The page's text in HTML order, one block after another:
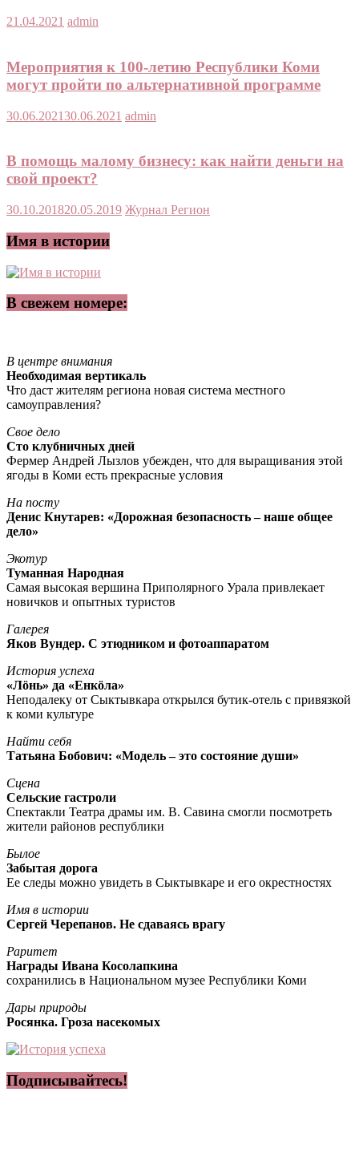
21.04.2021 admin
Мероприятия к 100-летию Республики Коми
могут пройти по альтернативной программе
30.06.202130.06.2021 admin
В помощь малому бизнесу: как найти деньги на
свой проект?
30.10.201820.05.2019 Журнал Регион
Имя в истории
В свежем номере:
В центре внимания
Необходимая вертикаль
Что даст жителям региона новая система местного
самоуправления?
Свое дело
Сто клубничных дней
Фермер Андрей Лызлов убежден, что для выращивания этой
ягоды в Коми есть прекрасные условия
На посту
Денис Кнутарев: «Дорожная безопасность – наше общее
дело»
Экотур
Туманная Народная
Самая высокая вершина Приполярного Урала привлекает
новичков и опытных туристов
Галерея
Яков Вундер. С этюдником и фотоаппаратом
История успеха
«Лöнь» да «Енкöла»
Неподалеку от Сыктывкара открылся бутик-отель с привязкой
к коми культуре
Найти себя
Татьяна Бобович: «Модель – это состояние души»
Сцена
Сельские гастроли
Спектакли Театра драмы им. В. Савина смогли посмотреть
жители районов республики
Былое
Забытая дорога
Ее следы можно увидеть в Сыктывкаре и его окрестностях
Имя в истории
Сергей Черепанов. Не сдаваясь врагу
Раритет
Награды Ивана Косолапкина
сохранились в Национальном музее Республики Коми
Дары природы
Росянка. Гроза насекомых
Подписывайтесь!